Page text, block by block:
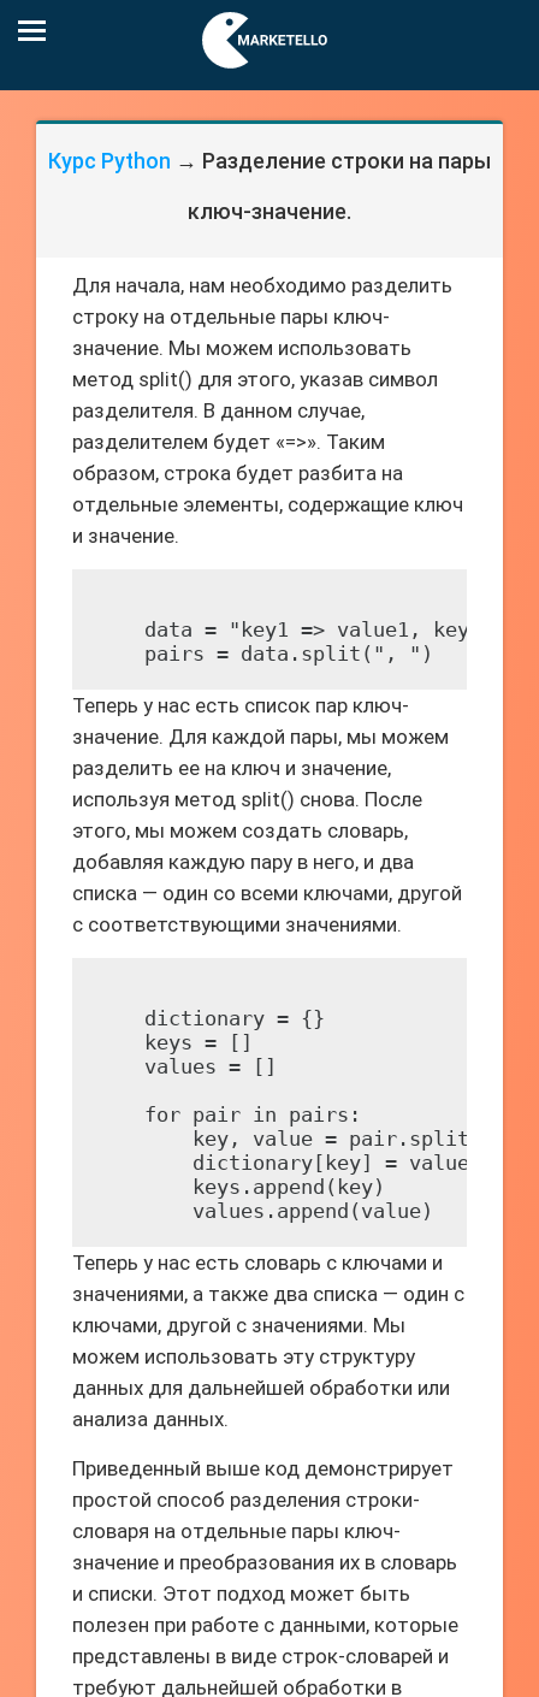
Курс Python → Разделение строки на пары
ключ-значение.
Для начала, нам необходимо разделить
строку на отдельные пары ключ-
значение. Мы можем использовать
метод split() для этого, указав символ
разделителя. В данном случае,
разделителем будет «=>». Таким
образом, строка будет разбита на
отдельные элементы, содержащие ключ
и значение.
data = "key1 => value1, key2 =>
Теперь у нас есть список пар ключ-
значение. Для каждой пары, мы можем
разделить ее на ключ и значение,
используя метод split() снова. После
этого, мы можем создать словарь,
добавляя каждую пару в него, и два
списка — один со всеми ключами, другой
с соответствующими значениями.
    dictionary = {}
    keys = []
    values = []
    for pair in pairs:
key, value = pair.split(" =>
        dictionary[key] = value
        keys.append(key)
Теперь у нас есть словарь с ключами и
значениями, а также два списка — один с
ключами, другой с значениями. Мы
можем использовать эту структуру
данных для дальнейшей обработки или
анализа данных.
Приведенный выше код демонстрирует
простой способ разделения строки-
словаря на отдельные пары ключ-
значение и преобразования их в словарь
и списки. Этот подход может быть
полезен при работе с данными, которые
представлены в виде строк-словарей и
требуют дальнейшей обработки в